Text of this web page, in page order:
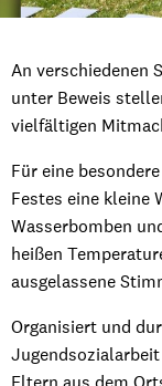
An verschiedenen
unter Beweis
vielfältigen
Für eine
Festes eine kleine
Wasserbomben
heißen
ausgelassene
Organisiert und
Eltern aus dem